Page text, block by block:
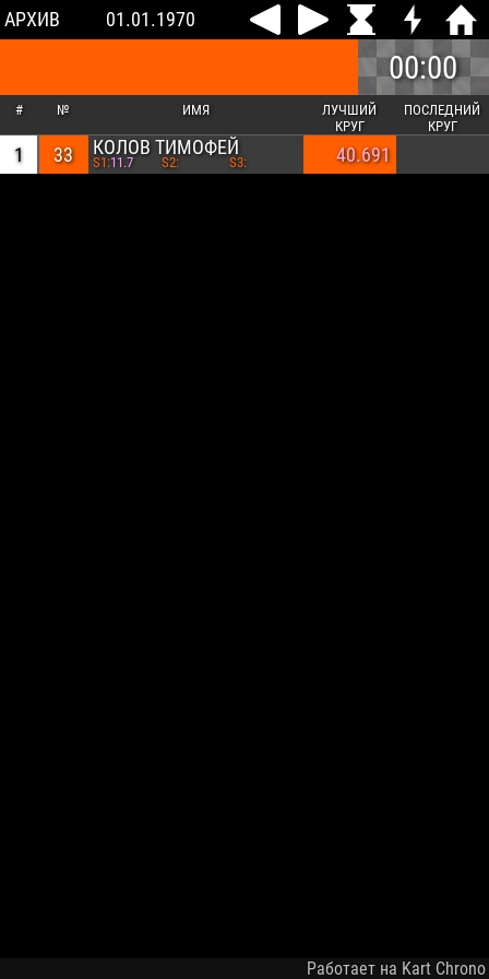
АРХИВ 01.01.1970
00:00
# № ИМЯ
ЛУЧШИЙ
КРУГ
ПОСЛЕДНИЙ
КРУГ
1 33 КОЛОВ ТИМОФЕЙ
S1:11.7 S2: S3: 40.691
Работает на Kart Chrono